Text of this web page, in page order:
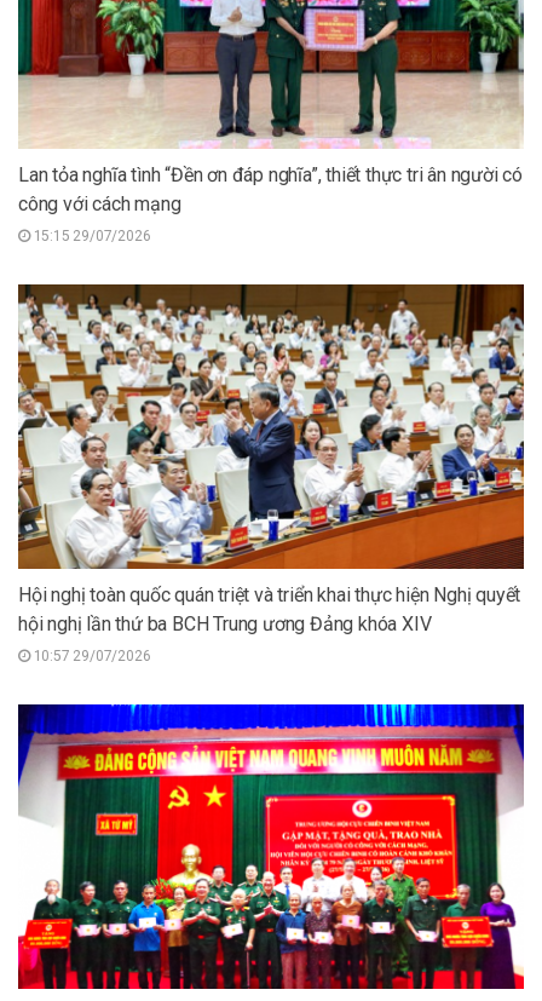
Lan tỏa nghĩa tình “Đền ơn đáp nghĩa”, thiết thực tri ân người có
công với cách mạng
15:15 29/07/2026
Hội nghị toàn quốc quán triệt và triển khai thực hiện Nghị quyết
hội nghị lần thứ ba BCH Trung ương Đảng khóa XIV
10:57 29/07/2026